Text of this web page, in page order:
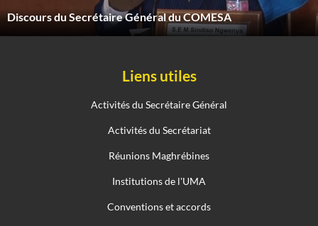
Discours du Secrétaire Général du COMESA
Liens utiles
Activités du Secrétaire Général
Activités du Secrétariat
Réunions Maghrébines
Institutions de l'UMA
Conventions et accords